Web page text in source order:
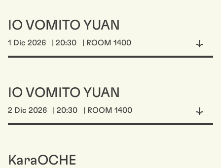
IO VOMITO YUAN
1 Dic 2026 | 20:30 | ROOM 1400
IO VOMITO YUAN
2 Dic 2026 | 20:30 | ROOM 1400
KaraOCHE